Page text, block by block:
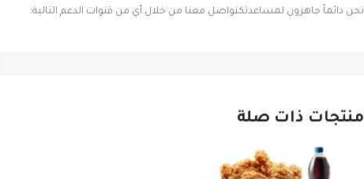
نحن دائماً جاهزون لمساعدتكتواصل معنا من خلال أي من قنوات الدعم التالية:
منتجات ذات صلة